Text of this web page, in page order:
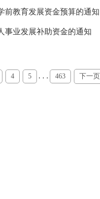
前教育发展资金预算的通知
事业发展补助资金的通知
4 5 . . . 463 下一页